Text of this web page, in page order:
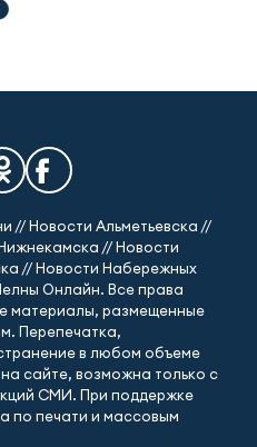
// Новости Альметьевска //
// Новости
// Новости Набережных
Онлайн. Все права
материалы, размещенные
Перепечатка,
в любом объеме
сайте, возможна только с
СМИ. При поддержке
по печати и массовым